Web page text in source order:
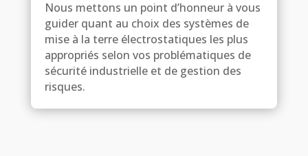
Nous mettons un point d’honneur à vous
guider quant au choix des systèmes de
mise à la terre électrostatiques les plus
appropriés selon vos problématiques de
sécurité industrielle et de gestion des
risques.